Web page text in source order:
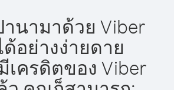
นามาด้วย Viber
ด้อย่างง่ายดาย
ครดิตของ Viber